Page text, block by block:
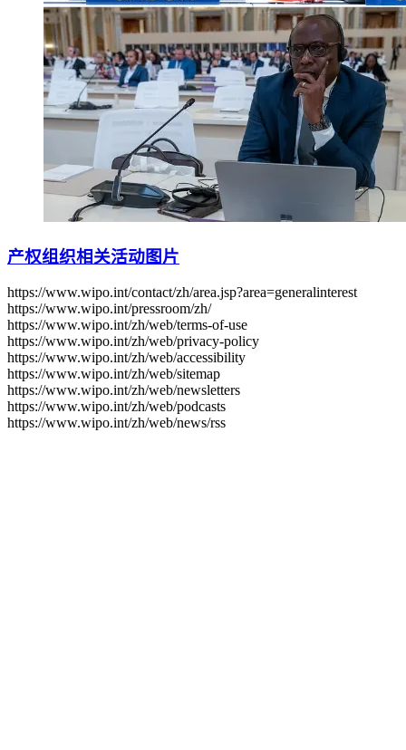
产权组织相关活动图片
https://www.wipo.int/contact/zh/area.jsp?area=generalinterest
https://www.wipo.int/pressroom/zh/
https://www.wipo.int/zh/web/terms-of-use
https://www.wipo.int/zh/web/privacy-policy
https://www.wipo.int/zh/web/accessibility
https://www.wipo.int/zh/web/sitemap
https://www.wipo.int/zh/web/newsletters
https://www.wipo.int/zh/web/podcasts
https://www.wipo.int/zh/web/news/rss